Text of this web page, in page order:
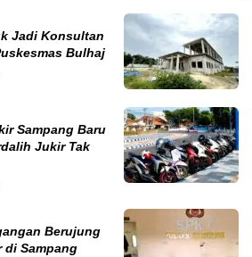
Jadi Konsultan
Bulhaj
Sampang Baru
Jukir Tak
Berujung
di Sampang